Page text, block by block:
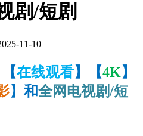
剧/短剧
11-10
在线观看】【4K】
】和全网电视剧/短